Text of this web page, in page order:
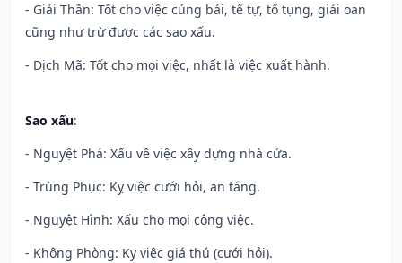
- Giải Thần: Tốt cho việc cúng bái, tế tự, tố tụng, giải oan
cũng như trừ được các sao xấu.
- Dịch Mã: Tốt cho mọi việc, nhất là việc xuất hành.
Sao xấu:
- Nguyệt Phá: Xấu về việc xây dựng nhà cửa.
- Trùng Phục: Kỵ việc cưới hỏi, an táng.
- Nguyệt Hình: Xấu cho mọi công việc.
- Không Phòng: Kỵ việc giá thú (cưới hỏi).